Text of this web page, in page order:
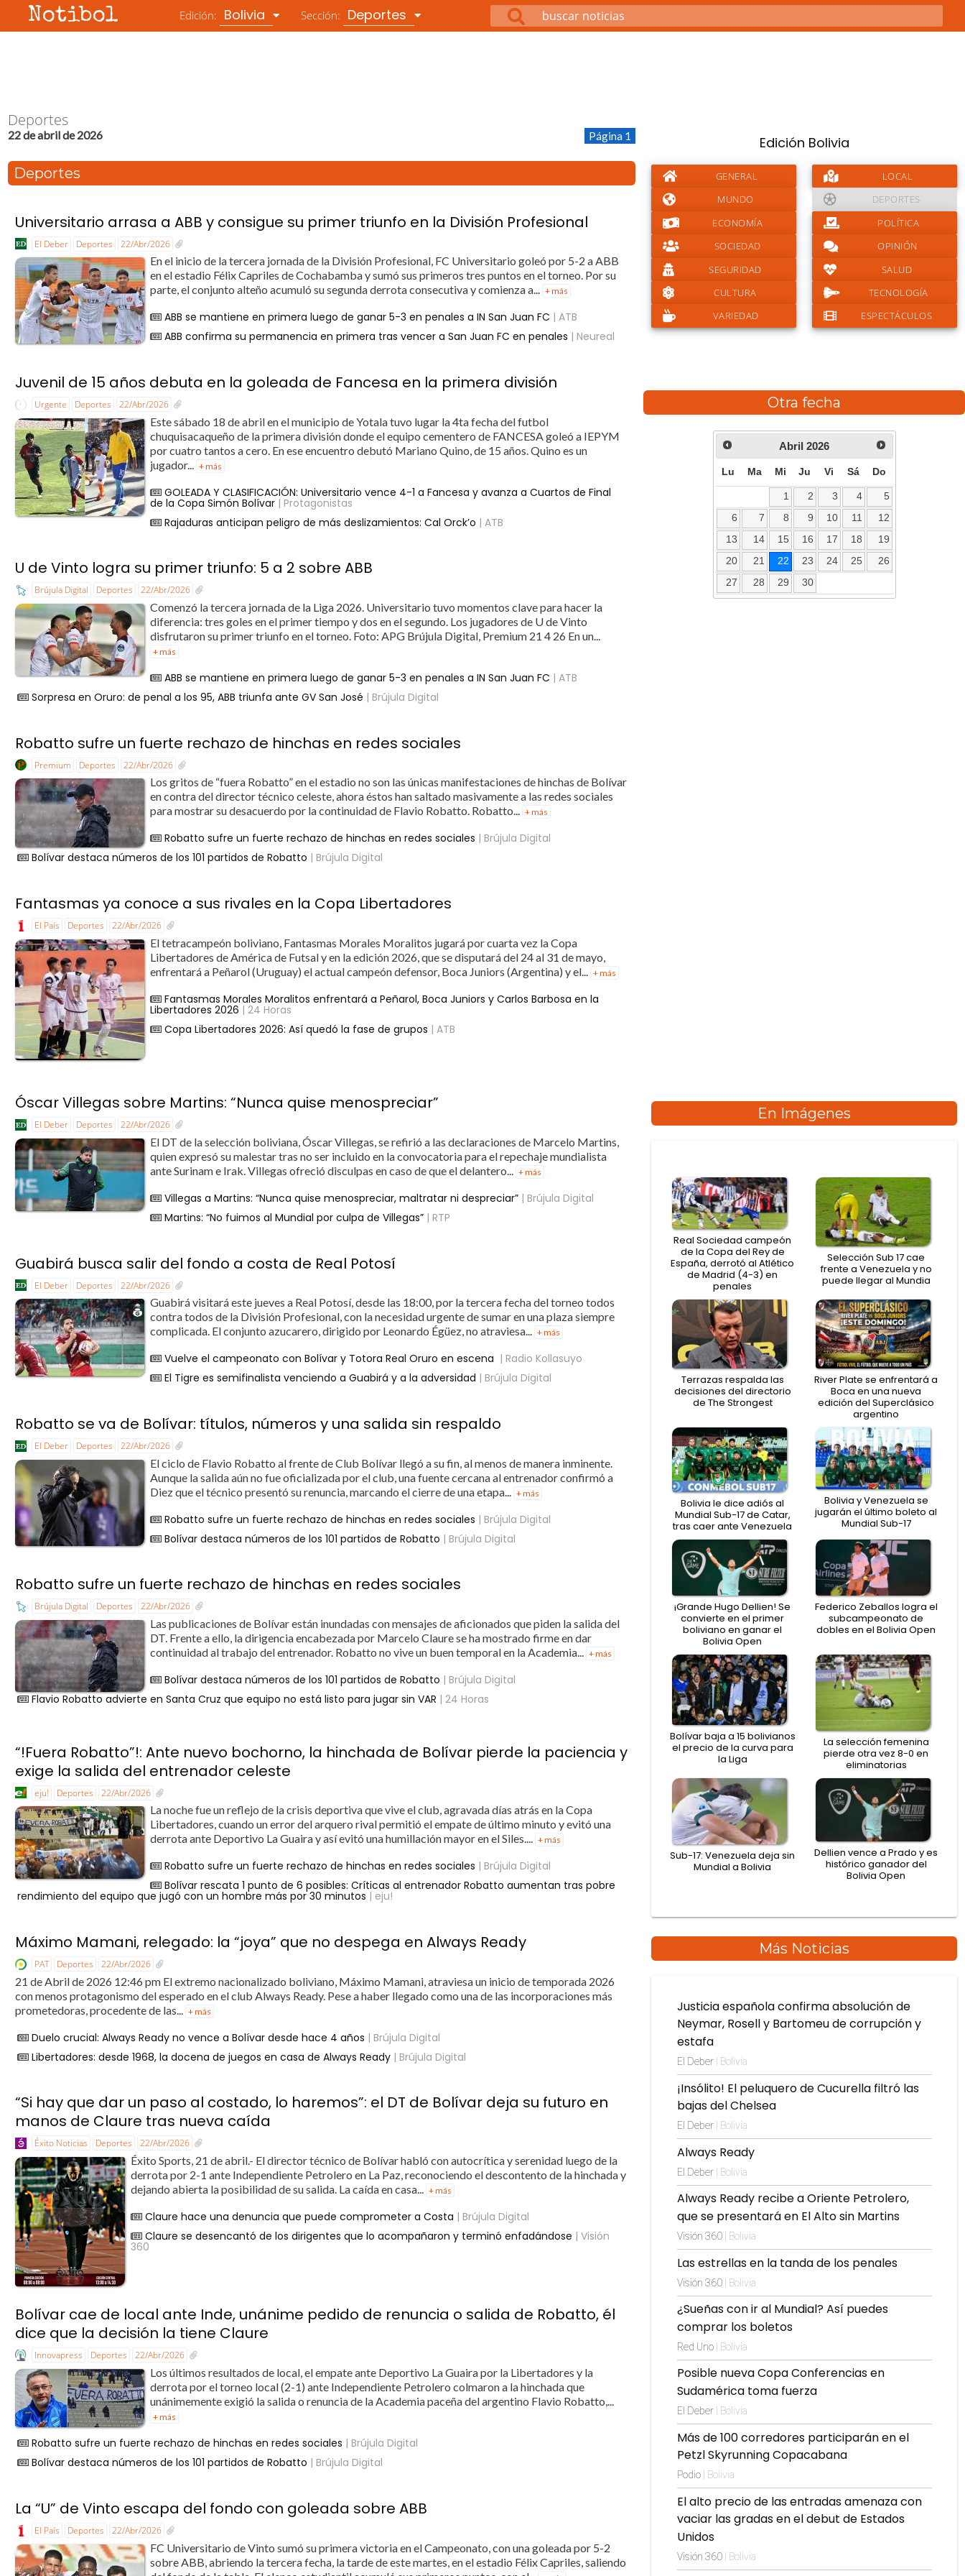
Notibol Edición: Bolivia Sección: Deportes
Deportes
22 de abril de 2026 Página 1
Deportes
Universitario arrasa a ABB y consigue su primer triunfo en la División Profesional
El Deber Deportes 22/Abr/2026
En el inicio de la tercera jornada de la División Profesional, FC Universitario goleó por 5-2 a ABB
en el estadio Félix Capriles de Cochabamba y sumó sus primeros tres puntos en el torneo. Por su
parte, el conjunto alteño acumuló su segunda derrota consecutiva y comienza a... + más
ABB se mantiene en primera luego de ganar 5-3 en penales a IN San Juan FC | ATB
ABB confirma su permanencia en primera tras vencer a San Juan FC en penales | Neureal
Juvenil de 15 años debuta en la goleada de Fancesa en la primera división
Urgente Deportes 22/Abr/2026
Este sábado 18 de abril en el municipio de Yotala tuvo lugar la 4ta fecha del futbol
chuquisacaqueño de la primera división donde el equipo cementero de FANCESA goleó a IEPYM
por cuatro tantos a cero. En ese encuentro debutó Mariano Quino, de 15 años. Quino es un
jugador...
+ más
GOLEADA Y CLASIFICACIÓN: Universitario vence 4-1 a Fancesa y avanza a Cuartos de Final
de la Copa Simón Bolívar | Protagonistas
Rajaduras anticipan peligro de más deslizamientos: Cal Orck’o | ATB
U de Vinto logra su primer triunfo: 5 a 2 sobre ABB
Brújula Digital Deportes 22/Abr/2026
Comenzó la tercera jornada de la Liga 2026. Universitario tuvo momentos clave para hacer la
diferencia: tres goles en el primer tiempo y dos en el segundo. Los jugadores de U de Vinto
disfrutaron su primer triunfo en el torneo. Foto: APG Brújula Digital, Premium 21 4 26 En un...
+ más
ABB se mantiene en primera luego de ganar 5-3 en penales a IN San Juan FC | ATB
Sorpresa en Oruro: de penal a los 95, ABB triunfa ante GV San José | Brújula Digital
Robatto sufre un fuerte rechazo de hinchas en redes sociales
Premium Deportes 22/Abr/2026
Los gritos de “fuera Robatto” en el estadio no son las únicas manifestaciones de hinchas de Bolívar
en contra del director técnico celeste, ahora éstos han saltado masivamente a las redes sociales
para mostrar su desacuerdo por la continuidad de Flavio Robatto. Robatto... + más
Robatto sufre un fuerte rechazo de hinchas en redes sociales | Brújula Digital
Bolívar destaca números de los 101 partidos de Robatto | Brújula Digital
Fantasmas ya conoce a sus rivales en la Copa Libertadores
El País Deportes 22/Abr/2026
El tetracampeón boliviano, Fantasmas Morales Moralitos jugará por cuarta vez la Copa
Libertadores de América de Futsal y en la edición 2026, que se disputará del 24 al 31 de mayo,
enfrentará a Peñarol (Uruguay) el actual campeón defensor, Boca Juniors (Argentina) y el...
+ más
Fantasmas Morales Moralitos enfrentará a Peñarol, Boca Juniors y Carlos Barbosa en la
Libertadores 2026 | 24 Horas
Copa Libertadores 2026: Así quedó la fase de grupos | ATB
Edición Bolivia
GENERAL
LOCAL
MUNDO
DEPORTES
ECONOMÍA
POLÍTICA
SOCIEDAD
OPINIÓN
SEGURIDAD
SALUD
CULTURA
TECNOLOGÍA
VARIEDAD
ESPECTÁCULOS
Otra fecha
Abril 2026
Lu Ma Mi Ju Vi Sá Do
1 2 3 4
5
6
7 8 9 10 11
12
13
14 15 16 17 18
19
20
21 22 23 24 25
26
27
28 29 30
Óscar Villegas sobre Martins: “Nunca quise menospreciar”
El Deber Deportes 22/Abr/2026
El DT de la selección boliviana, Óscar Villegas, se refirió a las declaraciones de Marcelo Martins,
quien expresó su malestar tras no ser incluido en la convocatoria para el repechaje mundialista
ante Surinam e Irak. Villegas ofreció disculpas en caso de que el delantero... + más
Villegas a Martins: “Nunca quise menospreciar, maltratar ni despreciar” | Brújula Digital
Martins: “No fuimos al Mundial por culpa de Villegas” | RTP
Guabirá busca salir del fondo a costa de Real Potosí
El Deber Deportes 22/Abr/2026
Guabirá visitará este jueves a Real Potosí, desde las 18:00, por la tercera fecha del torneo todos
contra todos de la División Profesional, con la necesidad urgente de sumar en una plaza siempre
complicada. El conjunto azucarero, dirigido por Leonardo Égüez, no atraviesa... + más
Vuelve el campeonato con Bolívar y Totora Real Oruro en escena | Radio Kollasuyo
El Tigre es semifinalista venciendo a Guabirá y a la adversidad | Brújula Digital
Robatto se va de Bolívar: títulos, números y una salida sin respaldo
El Deber Deportes 22/Abr/2026
El ciclo de Flavio Robatto al frente de Club Bolívar llegó a su fin, al menos de manera inminente.
Aunque la salida aún no fue oficializada por el club, una fuente cercana al entrenador confirmó a
Diez que el técnico presentó su renuncia, marcando el cierre de una etapa...
+ más
Robatto sufre un fuerte rechazo de hinchas en redes sociales | Brújula Digital
Bolívar destaca números de los 101 partidos de Robatto | Brújula Digital
Robatto sufre un fuerte rechazo de hinchas en redes sociales
Brújula Digital Deportes 22/Abr/2026
Las publicaciones de Bolívar están inundadas con mensajes de aficionados que piden la salida del
DT. Frente a ello, la dirigencia encabezada por Marcelo Claure se ha mostrado firme en dar
continuidad al trabajo del entrenador. Robatto no vive un buen temporal en la Academia... + más
Bolívar destaca números de los 101 partidos de Robatto | Brújula Digital
Flavio Robatto advierte en Santa Cruz que equipo no está listo para jugar sin VAR | 24 Horas
“!Fuera Robatto”!: Ante nuevo bochorno, la hinchada de Bolívar pierde la paciencia y
exige la salida del entrenador celeste
eju! Deportes 22/Abr/2026
La noche fue un reflejo de la crisis deportiva que vive el club, agravada días atrás en la Copa
Libertadores, cuando un error del arquero rival permitió el empate de último minuto y evitó una
derrota ante Deportivo La Guaira y así evitó una humillación mayor en el Siles.... + más
Robatto sufre un fuerte rechazo de hinchas en redes sociales | Brújula Digital
Bolívar rescata 1 punto de 6 posibles: Críticas al entrenador Robatto aumentan tras pobre
rendimiento del equipo que jugó con un hombre más por 30 minutos | eju!
Máximo Mamani, relegado: la “joya” que no despega en Always Ready
PAT Deportes 22/Abr/2026
21 de Abril de 2026 12:46 pm El extremo nacionalizado boliviano, Máximo Mamani, atraviesa un inicio de temporada 2026
con menos protagonismo del esperado en el club Always Ready. Pese a haber llegado como una de las incorporaciones más
prometedoras, procedente de las...
+ más
Duelo crucial: Always Ready no vence a Bolívar desde hace 4 años | Brújula Digital
Libertadores: desde 1968, la docena de juegos en casa de Always Ready | Brújula Digital
“Si hay que dar un paso al costado, lo haremos”: el DT de Bolívar deja su futuro en
manos de Claure tras nueva caída
Éxito Noticias Deportes 22/Abr/2026
Éxito Sports, 21 de abril.- El director técnico de Bolívar habló con autocrítica y serenidad luego de la
derrota por 2-1 ante Independiente Petrolero en La Paz, reconociendo el descontento de la hinchada y
dejando abierta la posibilidad de su salida. La caída en casa... + más
Claure hace una denuncia que puede comprometer a Costa | Brújula Digital
Claure se desencantó de los dirigentes que lo acompañaron y terminó enfadándose | Visión
360
Bolívar cae de local ante Inde, unánime pedido de renuncia o salida de Robatto, él
dice que la decisión la tiene Claure
Innovapress Deportes 22/Abr/2026
Los últimos resultados de local, el empate ante Deportivo La Guaira por la Libertadores y la
derrota por el torneo local (2-1) ante Independiente Petrolero colmaron a la hinchada que
unánimemente exigió la salida o renuncia de la Academia paceña del argentino Flavio Robatto,...
+ más
Robatto sufre un fuerte rechazo de hinchas en redes sociales | Brújula Digital
Bolívar destaca números de los 101 partidos de Robatto | Brújula Digital
La “U” de Vinto escapa del fondo con goleada sobre ABB
El País Deportes 22/Abr/2026
FC Universitario de Vinto sumó su primera victoria en el Campeonato, con una goleada por 5-2
sobre ABB, abriendo la tercera fecha, la tarde de este martes, en el estadio Félix Capriles, saliendo
En Imágenes
Real Sociedad campeón
de la Copa del Rey de
España, derrotó al Atlético
de Madrid (4-3) en
penales
Selección Sub 17 cae
frente a Venezuela y no
puede llegar al Mundia
Terrazas respalda las
decisiones del directorio
de The Strongest
River Plate se enfrentará a
Boca en una nueva
edición del Superclásico
argentino
Bolivia le dice adiós al
Mundial Sub-17 de Catar,
tras caer ante Venezuela
Bolivia y Venezuela se
jugarán el último boleto al
Mundial Sub-17
¡Grande Hugo Dellien! Se
convierte en el primer
boliviano en ganar el
Bolivia Open
Federico Zeballos logra el
subcampeonato de
dobles en el Bolivia Open
Bolívar baja a 15 bolivianos
el precio de la curva para
la Liga
La selección femenina
pierde otra vez 8-0 en
eliminatorias
Sub-17: Venezuela deja sin
Mundial a Bolivia
Dellien vence a Prado y es
histórico ganador del
Bolivia Open
Más Noticias
Justicia española confirma absolución de
Neymar, Rosell y Bartomeu de corrupción y
estafa
El Deber | Bolivia
¡Insólito! El peluquero de Cucurella filtró las
bajas del Chelsea
El Deber | Bolivia
Always Ready
El Deber | Bolivia
Always Ready recibe a Oriente Petrolero,
que se presentará en El Alto sin Martins
Visión 360 | Bolivia
Las estrellas en la tanda de los penales
Visión 360 | Bolivia
¿Sueñas con ir al Mundial? Así puedes
comprar los boletos
Red Uno | Bolivia
Posible nueva Copa Conferencias en
Sudamérica toma fuerza
El Deber | Bolivia
Más de 100 corredores participarán en el
Petzl Skyrunning Copacabana
Podio | Bolivia
El alto precio de las entradas amenaza con
vaciar las gradas en el debut de Estados
Unidos
Visión 360 | Bolivia